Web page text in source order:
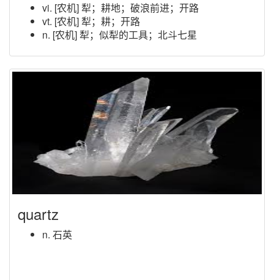
vi. [农机] 犁；耕地；破浪前进；开路
vt. [农机] 犁；耕；开路
n. [农机] 犁；似犁的工具；北斗七星
quartz
n. 石英